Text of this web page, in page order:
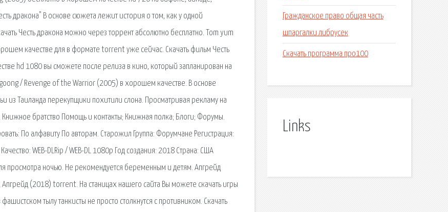
дракона" В основе сюжета лежит история о том, как у одной
Честь дракона можно через торрент абсолютно бесплатно. Tom yum
качестве для в формате torrent уже сейчас. Скачать фильм Честь
hd 1080 вы сможете после релиза в кино, который запланирован на
/ Revenge of the Warrior (2005) в хорошем качестве. В основе
из Таиланда перекупщики похитили слона. Просматривая рекламу на
Книжное братство Помощь и контакты; Книжная полка; Блоги; Форумы.
По алфавиту По авторам. Старожил Группа: Форумчане Регистрация:
WEB-DLRip / WEB-DL 1080p Год создания: 2018 Страна: США
просмотра ночью. Не рекомендуется беременным и детям. Апгрейд
Апгрейд (2018) torrent. На станицах нашего сайта Вы можете скачать игры
тылу танкисты не просто столкнутся с противником. Скачать
Гражданское право общая часть
шпаргалки либрусек
Скачать программа про100
Links